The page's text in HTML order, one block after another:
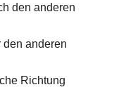
den anderen
den anderen
Richtung